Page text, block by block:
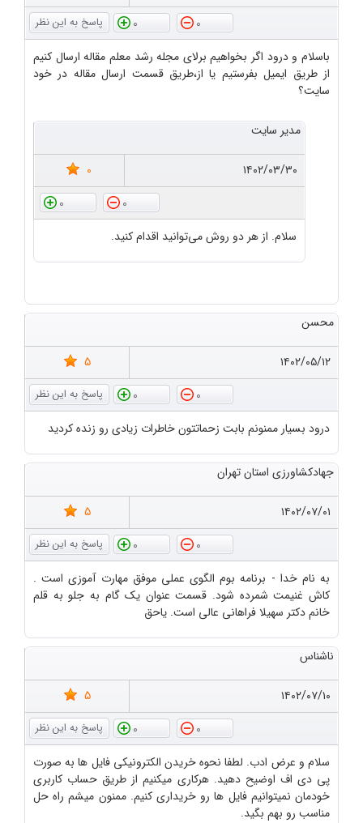
0
0
باسلام و درود اگر بخواهیم برلای مجله رشد معلم مقاله ارسال کنیم
از طریق ایمیل بفرستیم یا از،طریق قسمت ارسال مقاله در خود
سایت؟
مدیر سایت
۱۴۰۲/۰۳/۳۰
0
0
0
سلام. از هر دو روش می‌توانید اقدام کنید.
محسن
۱۴۰۲/۰۵/۱۲
5
0
0
درود بسیار ممنونم بابت زحماتتون خاطرات زیادی رو زنده کردید
جهادکشاورزی استان تهران
۱۴۰۲/۰۷/۰۱
5
0
0
به نام خدا - برنامه بوم الگوی عملی موفق مهارت آموزی است .
کاش غنیمت شمرده شود. قسمت عنوان یک گام به جلو به قلم
خانم دکتر سهیلا فراهانی عالی است. یاحق
ناشناس
۱۴۰۲/۰۷/۱۰
5
0
0
سلام و عرض ادب. لطفا نحوه خریدن الکترونیکی فایل ها به صورت
پی دی اف اوضیح دهید. هرکاری میکنیم از طریق حساب کاربری
خودمان نمیتوانیم فایل ها رو خریداری کنیم. ممنون میشم راه حل
مناسب رو بهم بگید.